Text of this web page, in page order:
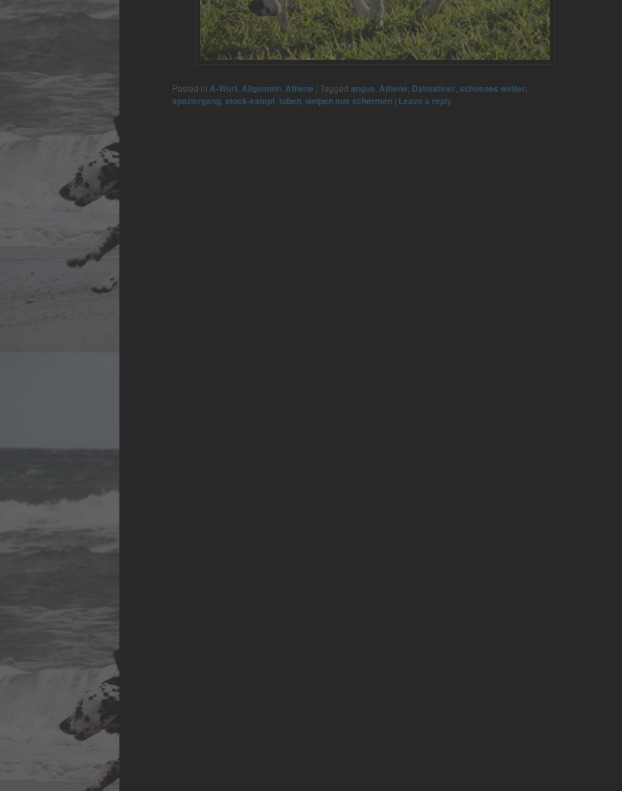
Posted in A-Wurf Allgemein Athene | Tagged angus Athene Dalmatiner schoenes wetter
spaziergang stock-kampf toben welpen aus schermen | Leave a reply